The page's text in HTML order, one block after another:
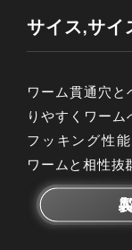
サイス,サ
ワーム貫通穴
りやすくワー
フッキング性
ワームと相性抜